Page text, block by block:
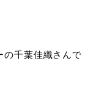
の千葉佳織さんで